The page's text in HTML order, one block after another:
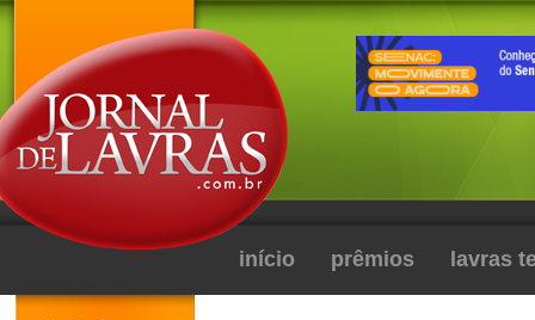
início prêmios lavras